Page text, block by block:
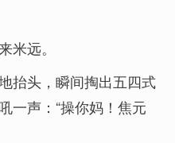
米远。
抬头，瞬间掏出五四式
一声：“操你妈！焦元